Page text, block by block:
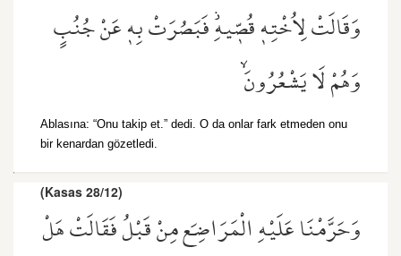
وَقَالَتْ لِاُخْتِه۪ قُصّ۪يهِۘ فَبَصُرَتْ بِه۪ عَنْ جُنُبٍ
وَهُمْ لَا يَشْعُرُونَۙ
Ablasına: “Onu takip et.” dedi. O da onlar fark etmeden onu
bir kenardan gözetledi.
(Kasas 28/12)
وَحَرَّمْنَا عَلَيْهِ الْمَرَاضِعَ مِنْ قَبْلُ فَقَالَتْ هَلْ